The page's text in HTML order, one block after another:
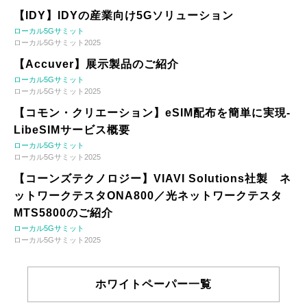
【IDY】IDYの産業向け5Gソリューション
ローカル5Gサミット
ローカル5Gサミット2025
【Accuver】展示製品のご紹介
ローカル5Gサミット
ローカル5Gサミット2025
【コモン・クリエーション】eSIM配布を簡単に実現-
LibeSIMサービス概要
ローカル5Gサミット
ローカル5Gサミット2025
【コーンズテクノロジー】VIAVI Solutions社製 ネ
ットワークテスタONA800／光ネットワークテスタ
MTS5800のご紹介
ローカル5Gサミット
ローカル5Gサミット2025
ホワイトペーパー一覧